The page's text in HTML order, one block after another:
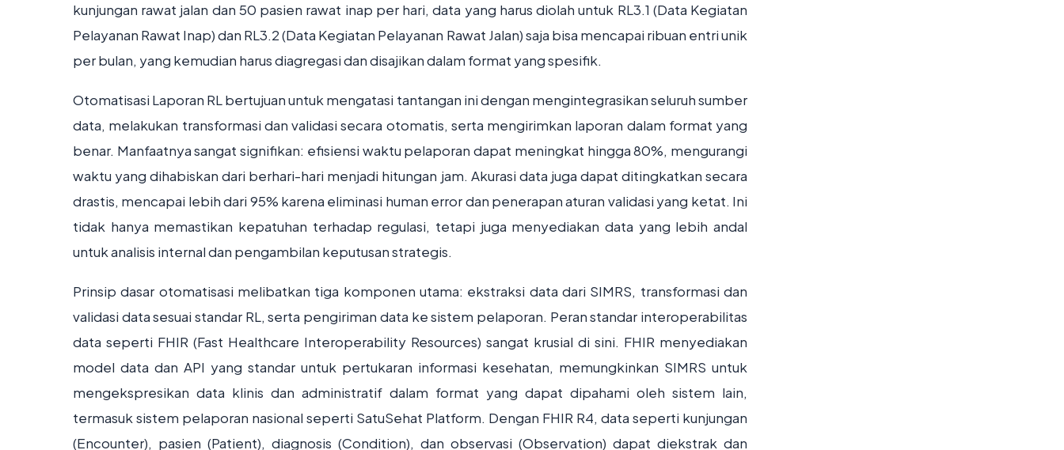
kunjungan rawat jalan dan 50 pasien rawat inap per hari, data yang harus diolah untuk RL3.1 (Data Kegiatan
Pelayanan Rawat Inap) dan RL3.2 (Data Kegiatan Pelayanan Rawat Jalan) saja bisa mencapai ribuan entri unik
per bulan, yang kemudian harus diagregasi dan disajikan dalam format yang spesifik.
Otomatisasi Laporan RL bertujuan untuk mengatasi tantangan ini dengan mengintegrasikan seluruh sumber
data, melakukan transformasi dan validasi secara otomatis, serta mengirimkan laporan dalam format yang
benar. Manfaatnya sangat signifikan: efisiensi waktu pelaporan dapat meningkat hingga 80%, mengurangi
waktu yang dihabiskan dari berhari-hari menjadi hitungan jam. Akurasi data juga dapat ditingkatkan secara
drastis, mencapai lebih dari 95% karena eliminasi human error dan penerapan aturan validasi yang ketat. Ini
tidak hanya memastikan kepatuhan terhadap regulasi, tetapi juga menyediakan data yang lebih andal
untuk analisis internal dan pengambilan keputusan strategis.
Prinsip dasar otomatisasi melibatkan tiga komponen utama: ekstraksi data dari SIMRS, transformasi dan
validasi data sesuai standar RL, serta pengiriman data ke sistem pelaporan. Peran standar interoperabilitas
data seperti FHIR (Fast Healthcare Interoperability Resources) sangat krusial di sini. FHIR menyediakan
model data dan API yang standar untuk pertukaran informasi kesehatan, memungkinkan SIMRS untuk
mengekspresikan data klinis dan administratif dalam format yang dapat dipahami oleh sistem lain,
termasuk sistem pelaporan nasional seperti SatuSehat Platform. Dengan FHIR R4, data seperti kunjungan
(Encounter), pasien (Patient), diagnosis (Condition), dan observasi (Observation) dapat diekstrak dan